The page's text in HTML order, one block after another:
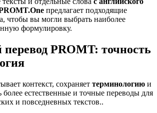
предлагает подходящие
чтобы вы могли выбрать наиболее
формулировку.
PROMT: точность
контекст, сохраняет терминологию и
более естественные и точные переводы для
и повседневных текстов..